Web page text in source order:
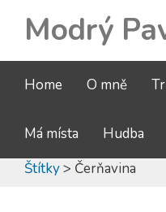
Modrý
Home O mně
Má místa Hudba
Štítky> Čerňavina